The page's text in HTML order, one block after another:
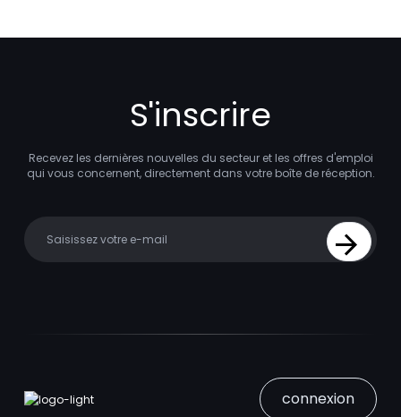
S'inscrire
Recevez les dernières nouvelles du secteur et les offres d'emploi
qui vous concernent, directement dans votre boîte de réception.
Sign Up
connexion